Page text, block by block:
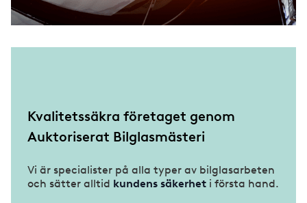
Kvalitetssäkra företaget genom
Auktoriserat Bilglasmästeri
Vi är specialister på alla typer av bilglasarbeten
och sätter alltid kundens säkerhet i första hand.